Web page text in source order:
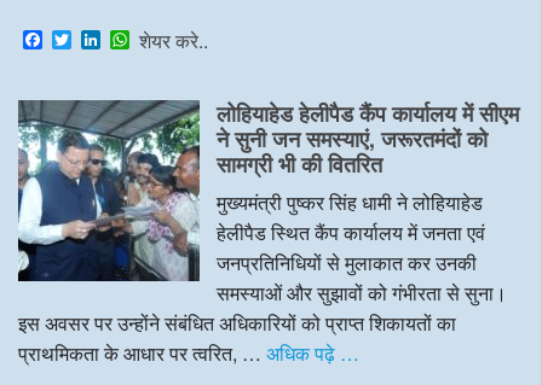
F
a
e
b
o
o
k
T
w
t
t
e
r
L
k
e
d
I
n
W
t
s
A
p
p
शेयर करे..
लोहियाहेड हेलीपैड कैंप कार्यालय में सीएम
ने सुनी जन समस्याएं, जरूरतमंदों को
सामग्री भी की वितरित
मुख्यमंत्री पुष्कर सिंह धामी ने लोहियाहेड
हेलीपैड स्थित कैंप कार्यालय में जनता एवं
जनप्रतिनिधियों से मुलाकात कर उनकी
समस्याओं और सुझावों को गंभीरता से सुना।
इस अवसर पर उन्होंने संबंधित अधिकारियों को प्राप्त शिकायतों का
प्राथमिकता के आधार पर त्वरित, … अधिक पढ़े …